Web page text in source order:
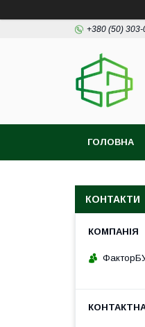
+380 (50) 303-
ГОЛОВНА
КОНТАКТИ